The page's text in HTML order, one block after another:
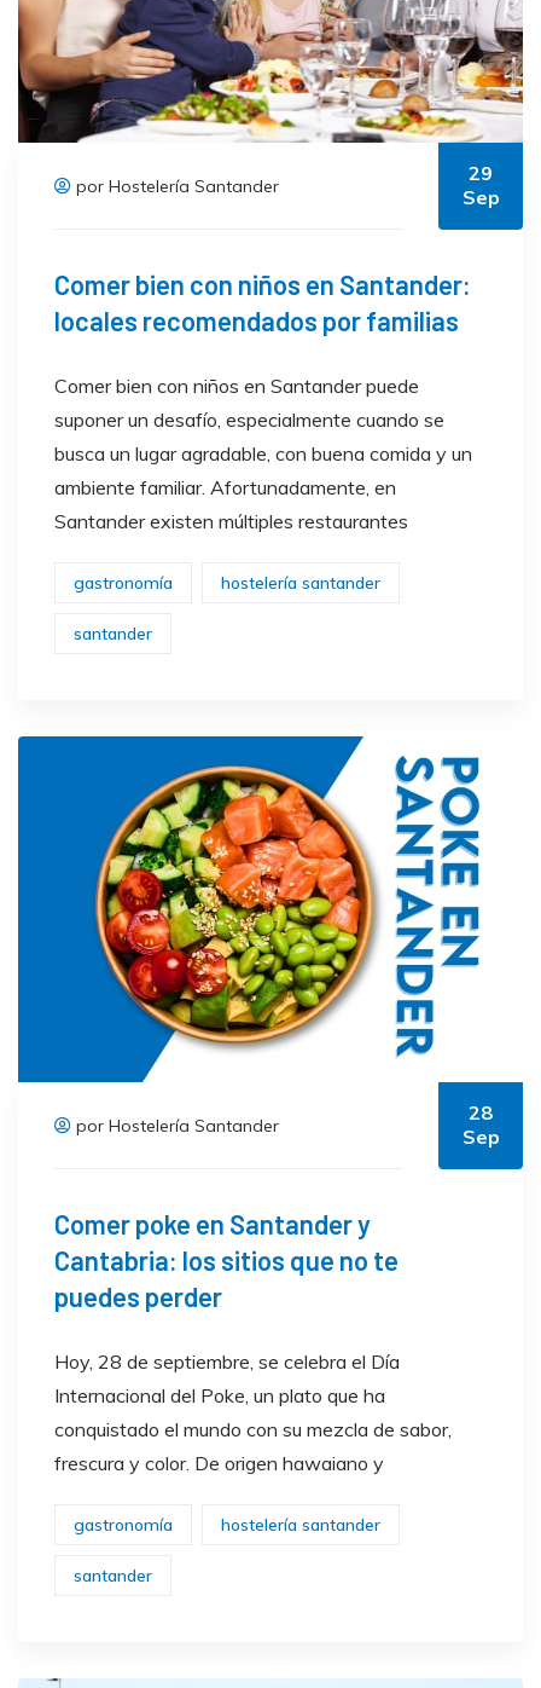
por Hostelería Santander
29
Sep
Comer bien con niños en Santander:
locales recomendados por familias
Comer bien con niños en Santander puede
suponer un desafío, especialmente cuando se
busca un lugar agradable, con buena comida y un
ambiente familiar. Afortunadamente, en
Santander existen múltiples restaurantes
gastronomía hostelería santander
santander
por Hostelería Santander
28
Sep
Comer poke en Santander y
Cantabria: los sitios que no te
puedes perder
Hoy, 28 de septiembre, se celebra el Día
Internacional del Poke, un plato que ha
conquistado el mundo con su mezcla de sabor,
frescura y color. De origen hawaiano y
gastronomía hostelería santander
santander